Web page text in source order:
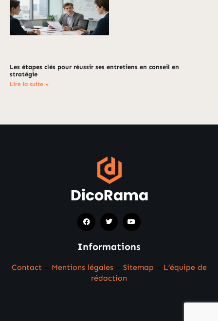
Les étapes clés pour réussir ses entretiens en conseil en
stratégie
Lire la suite »
Informations
Contact Mentions légales Sitemap
L’équipe de
rédaction